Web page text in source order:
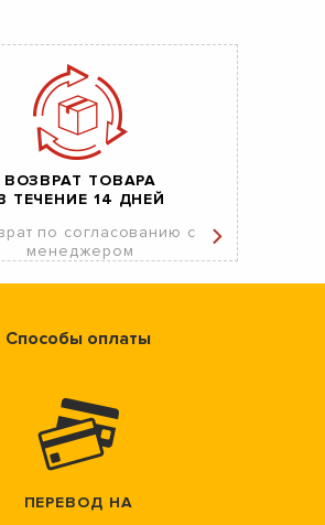
ВОЗВРАТ ТОВАРА
ТЕЧЕНИЕ 14 ДНЕЙ
по согласованию с
менеджером
Способы оплаты
ПЕРЕВОД НА